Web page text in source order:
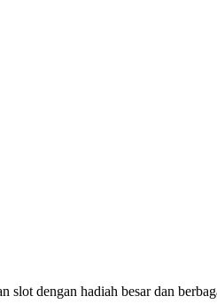
slot dengan hadiah besar dan